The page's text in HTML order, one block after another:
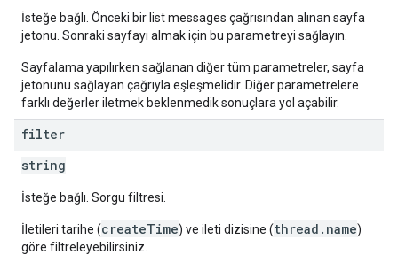
İsteğe bağlı. Önceki bir list messages çağrısından alınan sayfa
jetonu. Sonraki sayfayı almak için bu parametreyi sağlayın.
Sayfalama yapılırken sağlanan diğer tüm parametreler, sayfa
jetonunu sağlayan çağrıyla eşleşmelidir. Diğer parametrelere
farklı değerler iletmek beklenmedik sonuçlara yol açabilir.
filter
string
İsteğe bağlı. Sorgu filtresi.
İletileri tarihe (createTime) ve ileti dizisine (thread.name)
göre filtreleyebilirsiniz.